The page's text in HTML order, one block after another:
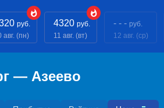
руб.
авг. (пн)
4320 руб.
11 авг. (вт)
- - - руб.
12 авг. (ср)
— Азеево